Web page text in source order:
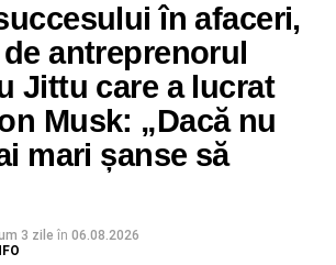
în afaceri,
antreprenorul
Jittu care a lucrat
Musk: „Dacă nu
mari șanse să
3 zile în 06.08.2026